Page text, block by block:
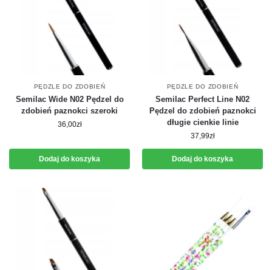
PĘDZLE DO ZDOBIEŃ
Semilac Wide N02 Pędzel do
zdobień paznokci szeroki
36,00zł
Dodaj do koszyka
PĘDZLE DO ZDOBIEŃ
Semilac Perfect Line N02
Pędzel do zdobień paznokci
długie cienkie linie
37,99zł
Dodaj do koszyka